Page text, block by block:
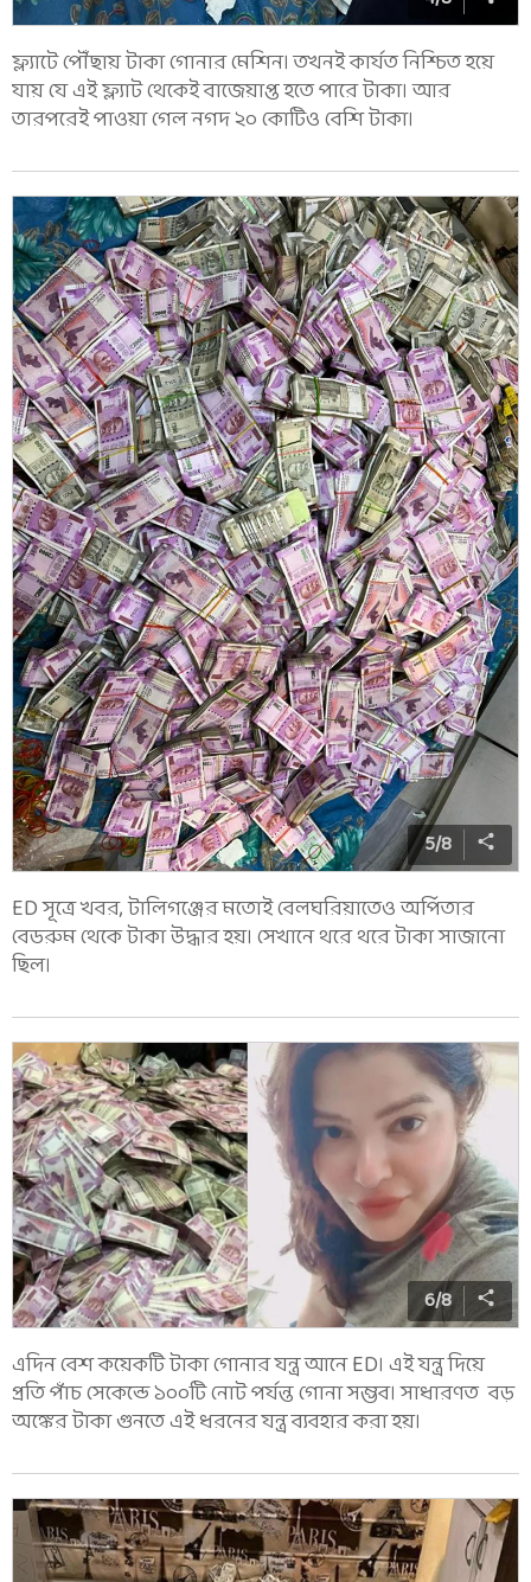
ফ্ল্যাটে পৌঁছায় টাকা গোনার মেশিন। তখনই কার্যত নিশ্চিত হয়ে
যায় যে এই ফ্ল্যাট থেকেই বাজেয়াপ্ত হতে পারে টাকা। আর
তারপরেই পাওয়া গেল নগদ ২০ কোটিও বেশি টাকা।
5/8
ED সূত্রে খবর, টালিগঞ্জের মতোই বেলঘরিয়াতেও অর্পিতার
বেডরুম থেকে টাকা উদ্ধার হয়। সেখানে থরে থরে টাকা সাজানো
ছিল।
6/8
এদিন বেশ কয়েকটি টাকা গোনার যন্ত্র আনে ED। এই যন্ত্র দিয়ে
প্রতি পাঁচ সেকেন্ডে ১০০টি নোট পর্যন্ত গোনা সম্ভব। সাধারণত বড়
অঙ্কের টাকা গুনতে এই ধরনের যন্ত্র ব্যবহার করা হয়।